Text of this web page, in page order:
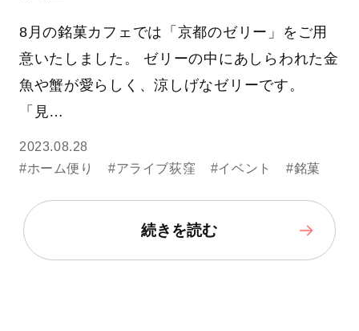
8月の銘菓カフェでは「京都のゼリー」をご用
意いたしました。 ゼリーの中にあしらわれた金
魚や蟹が愛らしく、涼しげなゼリーです。
「見…
2023.08.28
#ホーム便り
#アライブ荻窪 #イベント #銘菓
続きを読む